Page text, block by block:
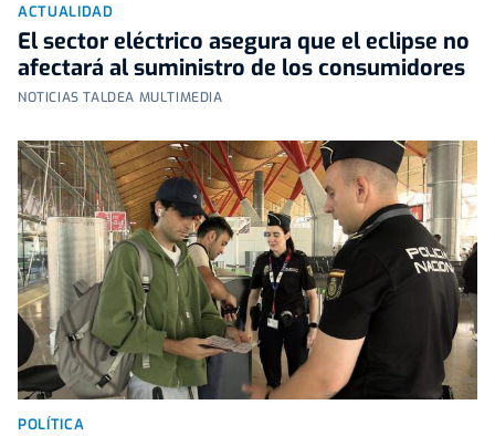
ACTUALIDAD
El sector eléctrico asegura que el eclipse no
afectará al suministro de los consumidores
NOTICIAS TALDEA MULTIMEDIA
POLÍTICA